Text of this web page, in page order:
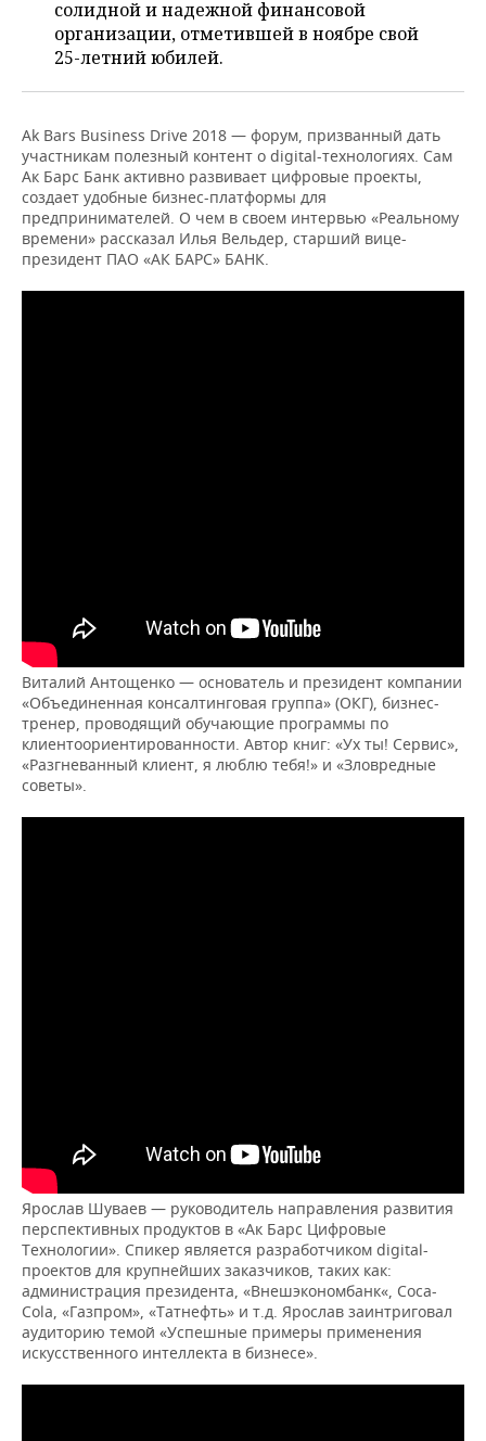
солидной и надежной финансовой
организации, отметившей в ноябре свой
25-летний юбилей.
Ak Bars Business Drive 2018 — форум, призванный дать
участникам полезный контент о digital-технологиях. Сам
Ак Барс Банк активно развивает цифровые проекты,
создает удобные бизнес-платформы для
предпринимателей. О чем в своем интервью «Реальному
времени» рассказал Илья Вельдер, старший вице-
президент ПАО «АК БАРС» БАНК.
Виталий Антощенко — основатель и президент компании
«Объединенная консалтинговая группа» (ОКГ), бизнес-
тренер, проводящий обучающие программы по
клиентоориентированности. Автор книг: «Ух ты! Сервис»,
«Разгневанный клиент, я люблю тебя!» и «Зловредные
советы».
Ярослав Шуваев — руководитель направления развития
перспективных продуктов в «Ак Барс Цифровые
Технологии». Спикер является разработчиком digital-
проектов для крупнейших заказчиков, таких как:
администрация президента, «Внешэкономбанк«, Coca-
Cola, «Газпром», «Татнефть» и т.д. Ярослав заинтриговал
аудиторию темой «Успешные примеры применения
искусственного интеллекта в бизнесе».